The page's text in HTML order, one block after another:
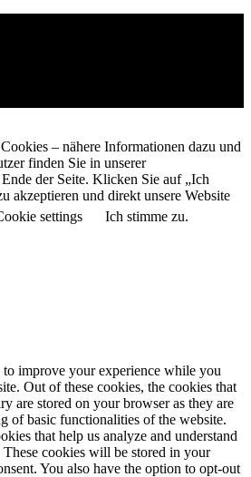
– nähere Informationen dazu und
finden Sie in unserer
der Seite. Klicken Sie auf „Ich
akzeptieren und direkt unsere Website
settings Ich stimme zu.
to improve your experience while you
Out of these cookies, the cookies that
are stored on your browser as they are
of basic functionalities of the website.
that help us analyze and understand
cookies will be stored in your
You also have the option to opt-out